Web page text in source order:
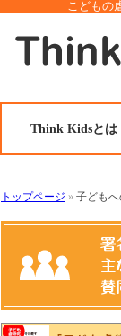
こどもの
Think Kidsとは
トップページ » 子ども